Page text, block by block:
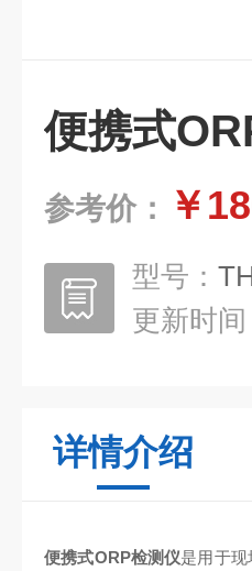
便携式
参考价： ￥
型号：
更新时间
详情介绍
便携式ORP检测仪是用于